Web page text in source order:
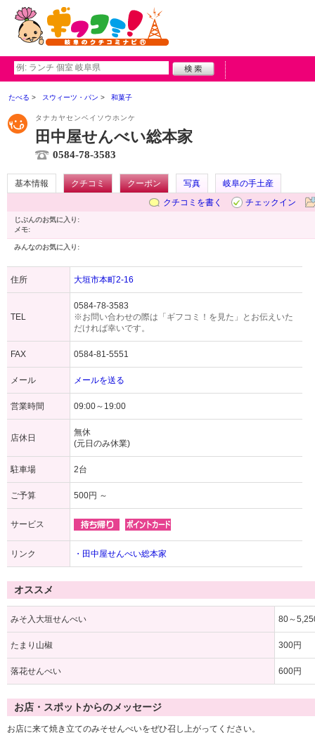
たべる スウィーツ・パン 和菓子
タナカヤセンベイソウホンケ
田中屋せんべい総本家
0584-78-3583
基本情報 クチコミ クーポン 写真
岐阜の手土産
クチコミを書く
チェックイン
じぶんのお気に入り:
メモ:
みんなのお気に入り:
住所 大垣市本町2-16
TEL
0584-78-3583
※お問い合わせの際は「ギフコミ！を見た」とお伝えいた
だければ幸いです。
FAX 0584-81-5551
メール メールを送る
営業時間 09:00～19:00
店休日
無休
(元日のみ休業)
駐車場 2台
ご予算 500円 ～
サービス
リンク ・田中屋せんべい総本家
オススメ
みそ入大垣せんべい 80～
たまり山椒 300円
落花せんべい 600円
お店・スポットからのメッセージ
お店に来て焼き立てのみそせんべいをぜひ召し上がってください。